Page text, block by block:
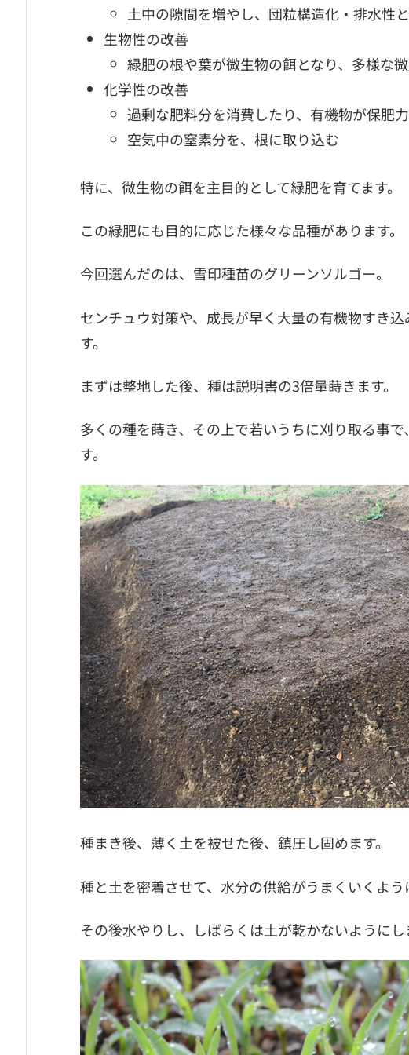
土中の隙間を増やし、団粒構造化・排水性
生物性の改善
緑肥の根や葉が微生物の餌となり、多様な
化学性の改善
過剰な肥料分を消費したり、有機物が保肥
空気中の窒素分を、根に取り込む
特に、微生物の餌を主目的として緑肥を育てます。
この緑肥にも目的に応じた様々な品種があります。
今回選んだのは、雪印種苗のグリーンソルゴー。
センチュウ対策や、成長が早く大量の有機物すき
す。
まずは整地した後、種は説明書の3倍量蒔きます。
多くの種を蒔き、その上で若いうちに刈り取る事
す。
種まき後、薄く土を被せた後、鎮圧し固めます。
種と土を密着させて、水分の供給がうまくいくよう
その後水やりし、しばらくは土が乾かないようにし